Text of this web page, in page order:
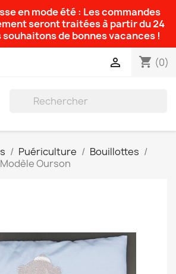
en mode été : Les commandes
seront traitées à partir du 24
souhaitons de bonnes vacances !
shopping_cart (0)

Puériculture
Bouillottes
Ourson